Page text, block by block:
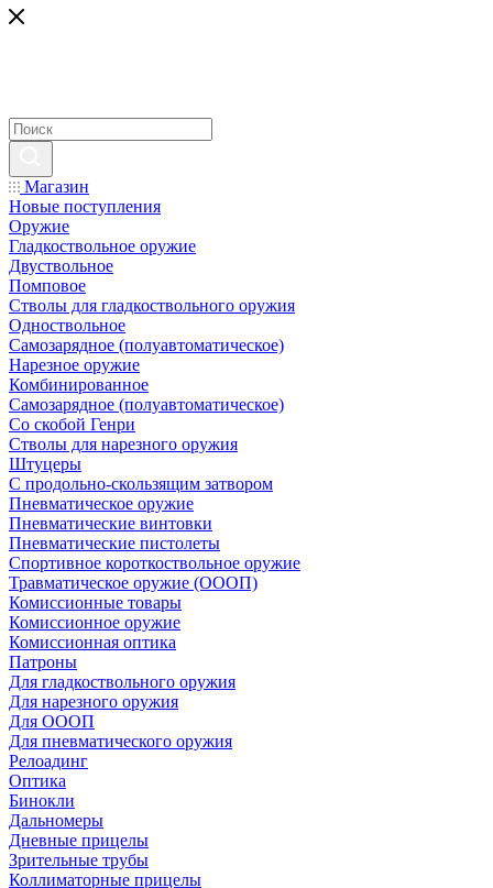
Магазин
Новые поступления
Оружие
Гладкоствольное оружие
Двуствольное
Помповое
Стволы для гладкоствольного оружия
Одноствольное
Самозарядное (полуавтоматическое)
Нарезное оружие
Комбинированное
Самозарядное (полуавтоматическое)
Со скобой Генри
Стволы для нарезного оружия
Штуцеры
С продольно-скользящим затвором
Пневматическое оружие
Пневматические винтовки
Пневматические пистолеты
Спортивное короткоствольное оружие
Травматическое оружие (ОООП)
Комиссионные товары
Комиссионное оружие
Комиссионная оптика
Патроны
Для гладкоствольного оружия
Для нарезного оружия
Для ОООП
Для пневматического оружия
Релоадинг
Оптика
Бинокли
Дальномеры
Дневные прицелы
Зрительные трубы
Коллиматорные прицелы